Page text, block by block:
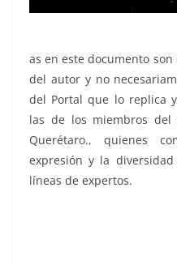
as en este documento
del autor y no
del Portal que lo replica
las de los miembros
Querétaro., quienes
expresión y la
líneas de expertos.